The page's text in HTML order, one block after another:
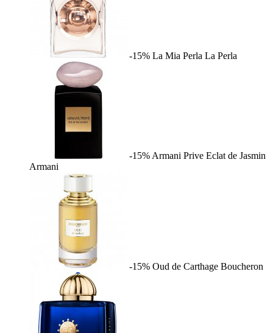
-15% La Mia Perla La Perla
-15% Armani Prive Eclat de Jasmin
Armani
-15% Oud de Carthage Boucheron